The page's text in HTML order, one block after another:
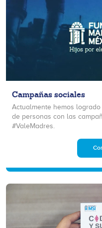
Campañas sociales
Actualmente hemos
de personas con las
#ValeMadres.